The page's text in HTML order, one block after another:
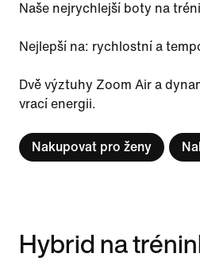
Naše nejrychlejší boty na
Nejlepší na: rychlostní a
Dvě výztuhy Zoom Air a
vrací energii.
Nakupovat pro ženy
Hybrid na